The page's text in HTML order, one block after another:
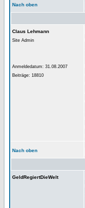
Nach oben
Claus Lehmann
Site Admin
Anmeldedatum: 31.08.2007
Beiträge: 18810
Nach oben
GeldRegiertDieWelt